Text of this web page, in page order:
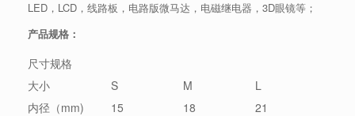
LED，LCD，线路板，电路版微马达，电磁继电器，3D眼镜等；
产品规格：
尺寸规格
大小
S M
L
内径（mm)
15 18
21